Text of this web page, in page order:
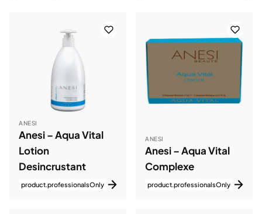
ANESI
Anesi – Aqua Vital
Lotion
Desincrustant
product.professionalsOnly
ANESI
Anesi – Aqua Vital
Complexe
product.professionalsOnly